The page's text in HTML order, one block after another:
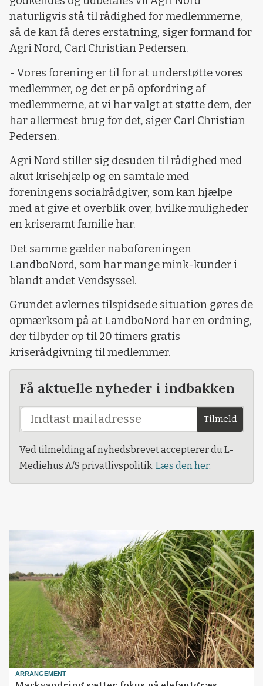
naturligvis stå til rådighed for medlemmerne,
så de kan få deres erstatning, siger formand for
Agri Nord, Carl Christian Pedersen.
- Vores forening er til for at understøtte vores
medlemmer, og det er på opfordring af
medlemmerne, at vi har valgt at støtte dem, der
har allermest brug for det, siger Carl Christian
Pedersen.
Agri Nord stiller sig desuden til rådighed med
akut krisehjælp og en samtale med
foreningens socialrådgiver, som kan hjælpe
med at give et overblik over, hvilke muligheder
en kriseramt familie har.
Det samme gælder naboforeningen
LandboNord, som har mange mink-kunder i
blandt andet Vendsyssel.
Grundet avlernes tilspidsede situation gøres de
opmærksom på at LandboNord har en ordning,
der tilbyder op til 20 timers gratis
kriserådgivning til medlemmer.
Få aktuelle nyheder i indbakken
Tilmeld
Ved tilmelding af nyhedsbrevet accepterer du L-
Mediehus A/S privatlivspolitik. Læs den her.
ARRANGEMENT